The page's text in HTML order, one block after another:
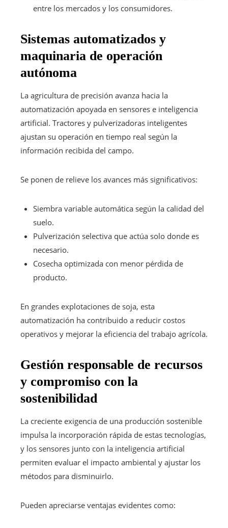
entre los mercados y los consumidores.
Sistemas automatizados y
maquinaria de operación
autónoma
La agricultura de precisión avanza hacia la
automatización apoyada en sensores e inteligencia
artificial. Tractores y pulverizadoras inteligentes
ajustan su operación en tiempo real según la
información recibida del campo.
Se ponen de relieve los avances más significativos:
Siembra variable automática según la calidad del
suelo.
Pulverización selectiva que actúa solo donde es
necesario.
Cosecha optimizada con menor pérdida de
producto.
En grandes explotaciones de soja, esta
automatización ha contribuido a reducir costos
operativos y mejorar la eficiencia del trabajo agrícola.
Gestión responsable de recursos
y compromiso con la
sostenibilidad
La creciente exigencia de una producción sostenible
impulsa la incorporación rápida de estas tecnologías,
y los sensores junto con la inteligencia artificial
permiten evaluar el impacto ambiental y ajustar los
métodos para disminuirlo.
Pueden apreciarse ventajas evidentes como: